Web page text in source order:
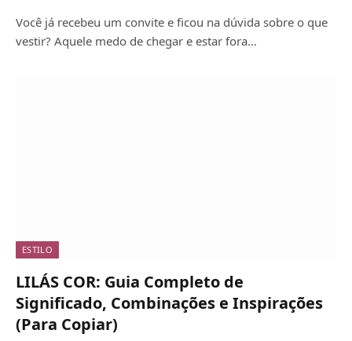
Você já recebeu um convite e ficou na dúvida sobre o que
vestir? Aquele medo de chegar e estar fora…
ESTILO
LILÁS COR: Guia Completo de
Significado, Combinações e Inspirações
(Para Copiar)